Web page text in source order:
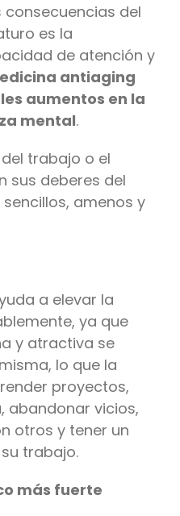
consecuencias del
es la
de atención y
antiaging
aumentos en la
mental.
trabajo o el
sus deberes del
amenos y
a elevar la
ya que
y atractiva se
lo que la
proyectos,
abandonar vicios,
otros y tener un
trabajo.
más fuerte